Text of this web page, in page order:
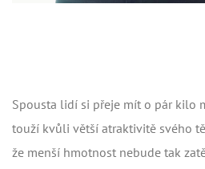
Spousta lidí si přeje mít o pár kilo
touží kvůli větší atraktivitě svého
že menší hmotnost nebude tak